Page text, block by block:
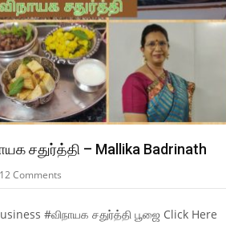
சதுர்த்தி – Mallika Badrinath
12 Comments
#விநாயக சதுர்த்தி பூஜை Click Here